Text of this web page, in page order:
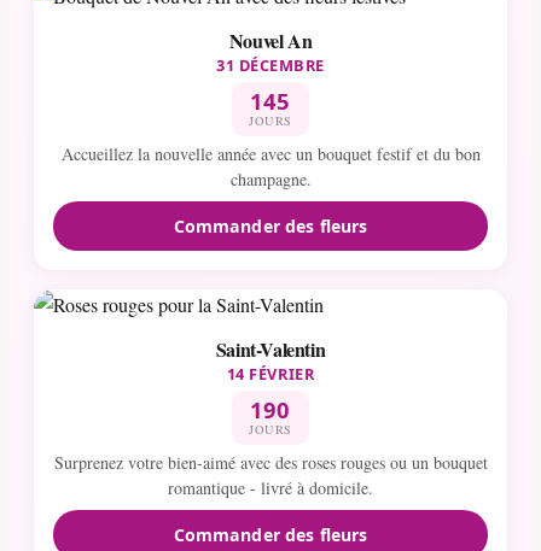
Nouvel An
31 DÉCEMBRE
145
JOURS
Accueillez la nouvelle année avec un bouquet festif et du bon
champagne.
Commander des fleurs
Saint-Valentin
14 FÉVRIER
190
JOURS
Surprenez votre bien-aimé avec des roses rouges ou un bouquet
romantique - livré à domicile.
Commander des fleurs